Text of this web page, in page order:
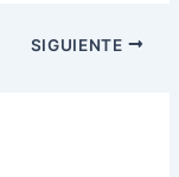
SIGUIENTE